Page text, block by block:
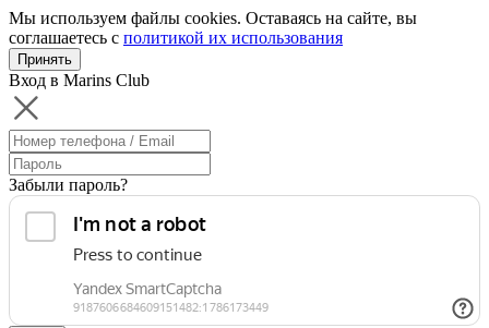
Мы используем файлы cookies. Оставаясь на сайте, вы
соглашаетесь с политикой их использования
Принять
Вход в Marins Club
Забыли пароль?